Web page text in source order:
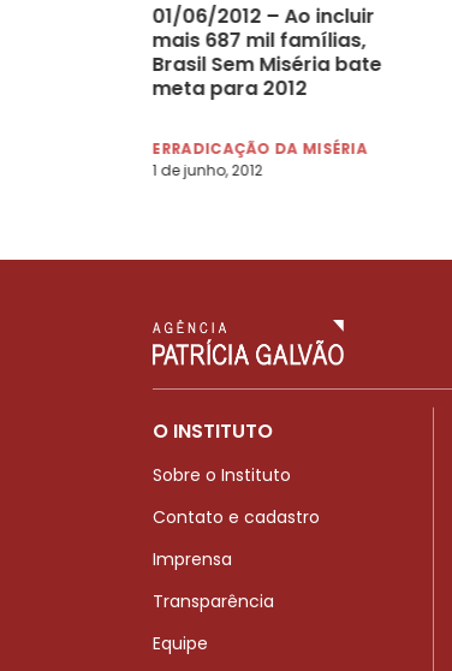
01/06/2012 – Ao incluir
mais 687 mil famílias,
Brasil Sem Miséria bate
meta para 2012
ERRADICAÇÃO DA MISÉRIA
1 de junho, 2012
O INSTITUTO
Sobre o Instituto
Contato e cadastro
Imprensa
Transparência
Equipe